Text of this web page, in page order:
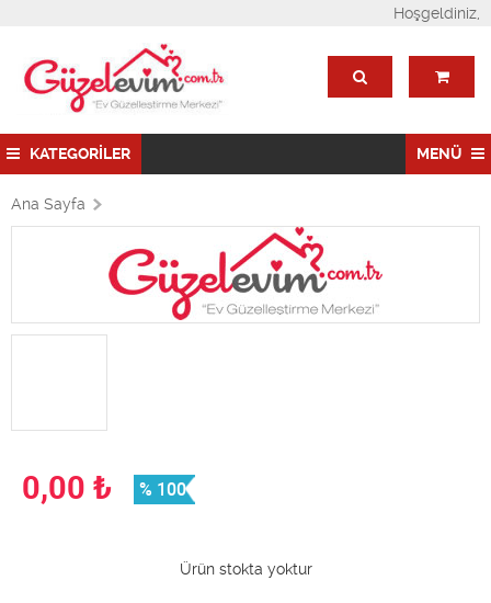
Hoşgeldiniz,
KATEGORİLER MENÜ
Ana Sayfa
0,00 ₺ % 100
Ürün stokta yoktur